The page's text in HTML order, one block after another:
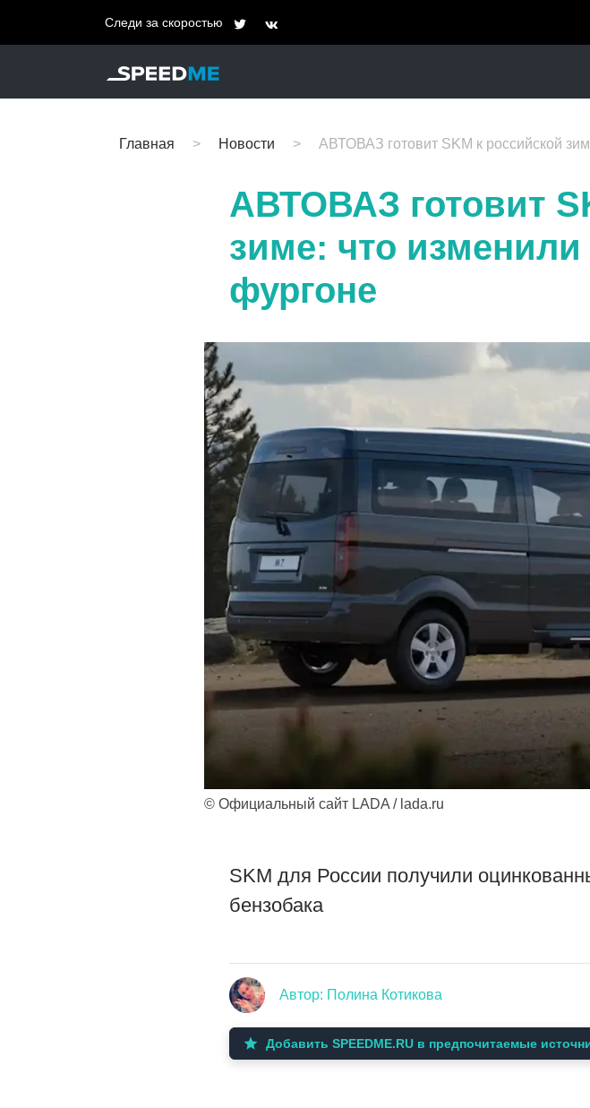
Следи за скоростью
Главная Новости АВТОВАЗ готовит SKM к российской
АВТОВАЗ готовит
зиме: что
фургоне
© Официальный сайт LADA / lada.ru
SKM для России получили
бензобака
Автор: Полина Котикова
Добавить SPEEDME.RU в предпочитаемые